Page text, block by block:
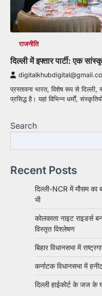
राजनीति
दिल्ली में इफ्तार पार्टी: एक
प्रस्तावना भारत, विशेष रूप से दिल्ली,
प्रसिद्ध है। यहां विभिन्न धर्मों,
Search
Recent Posts
दिल्ली-NCR में मौसम का
भी
कोलकाता नाइट राइडर्स
विस्तृत विश्लेषण
बिहार विधानसभा में
कर्नाटक विधानसभा में
दिल्ली हाईकोर्ट के जज के